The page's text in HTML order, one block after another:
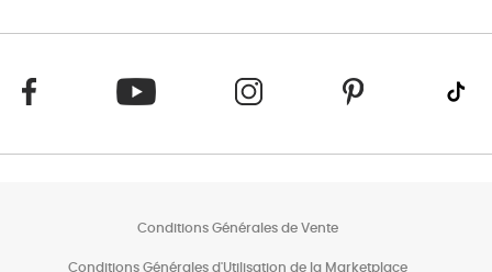
Conditions Générales de Vente
Conditions Générales d'Utilisation de la Marketplace